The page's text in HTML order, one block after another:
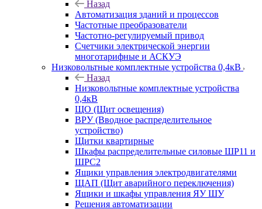
Назад
Автоматизация зданий и процессов
Частотные преобразователи
Частотно-регулируемый привод
Счетчики электрической энергии
многотарифные и АСКУЭ
Низковольтные комплектные устройства 0,4кВ
Назад
Низковольтные комплектные устройства
0,4кВ
ЩО (Щит освещения)
ВРУ (Вводное распределительное
устройство)
Щитки квартирные
Шкафы распределительные силовые ШР11 и
ШРС2
Ящики управления электродвигателями
ЩАП (Щит аварийного переключения)
Ящики и шкафы управления ЯУ ШУ
Решения автоматизации